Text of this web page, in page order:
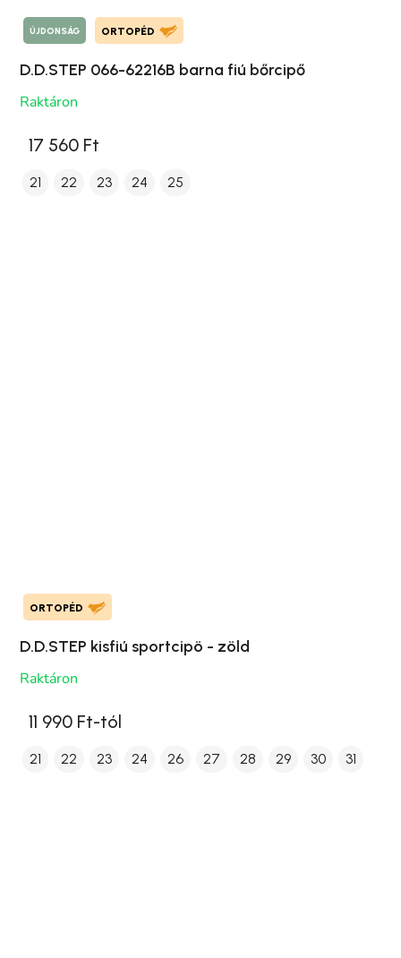
ÚJDONSÁG ORTOPÉD
D.D.STEP 066-62216B barna fiú bőrcipő
Raktáron
17 560 Ft
21 22 23 24 25
ORTOPÉD
D.D.STEP kisfiú sportcipö - zöld
Raktáron
11 990 Ft-tól
21 22 23 24 26 27 28 29 30 31